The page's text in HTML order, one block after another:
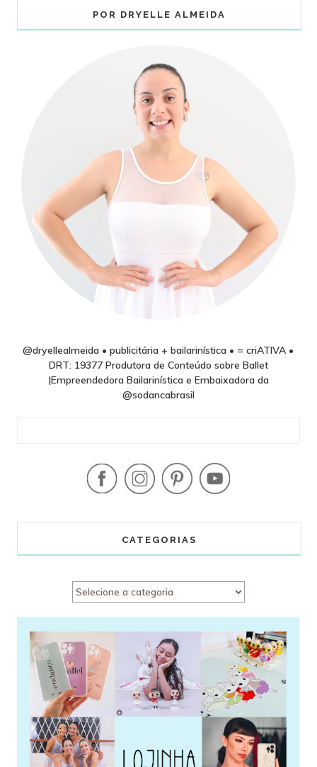
POR DRYELLE ALMEIDA
@dryellealmeida • publicitária + bailarinística • = criATIVA •
DRT: 19377 Produtora de Conteúdo sobre Ballet
|Empreendedora Bailarinística e Embaixadora da
@sodancabrasil
CATEGORIAS